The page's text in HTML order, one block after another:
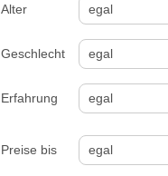
Alter
Geschlecht
Erfahrung
Preise bis